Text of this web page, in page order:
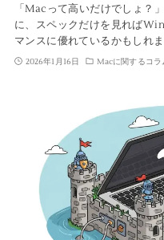
「Macって高いだけでしょ？
に、スペックだけを見れば
マンスに優れているかもしれ
2026年1月16日 Macに関するコラ